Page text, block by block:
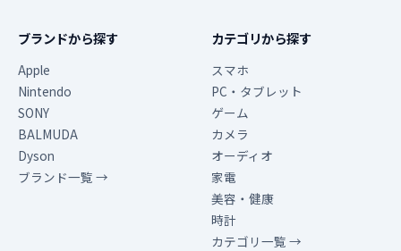
ブランドから探す
Apple
Nintendo
SONY
BALMUDA
Dyson
ブランド一覧 →
カテゴリから探す
スマホ
PC・タブレット
ゲーム
カメラ
オーディオ
家電
美容・健康
時計
カテゴリ一覧 →